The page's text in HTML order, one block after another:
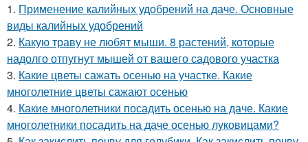
1. Применение калийных удобрений на даче. Основные
виды калийных удобрений
2. Какую траву не любят мыши. 8 растений, которые
надолго отпугнут мышей от вашего садового участка
3. Какие цветы сажать осенью на участке. Какие
многолетние цветы сажают осенью
4. Какие многолетники посадить осенью на даче. Какие
многолетники посадить на даче осенью луковицами?